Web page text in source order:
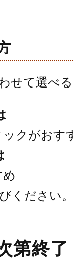
せて選べ
クがおす
ください。
第終了